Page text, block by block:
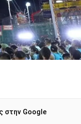
στην Google